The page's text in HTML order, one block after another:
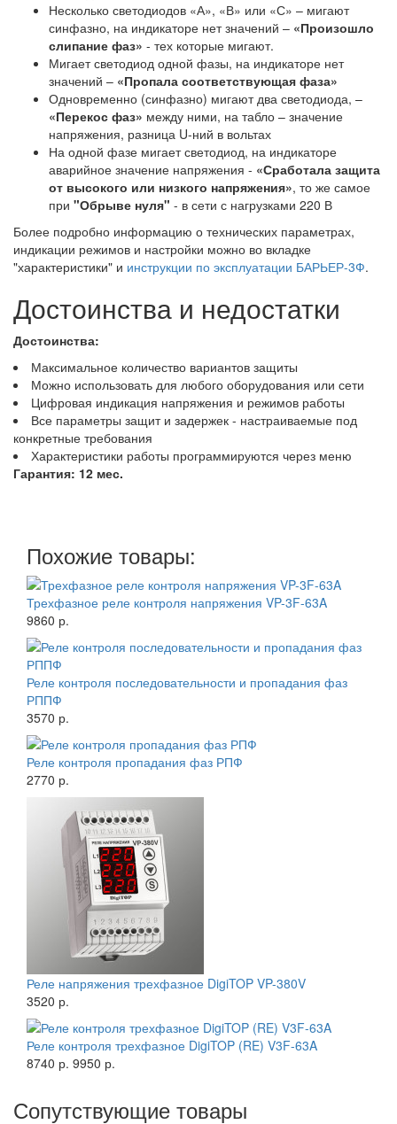
Несколько светодиодов «А», «В» или «С» – мигают
синфазно, на индикаторе нет значений – «Произошло
слипание фаз» - тех которые мигают.
Мигает светодиод одной фазы, на индикаторе нет
значений – «Пропала соответствующая фаза»
Одновременно (синфазно) мигают два светодиода, –
«Перекос фаз» между ними, на табло – значение
напряжения, разница U-ний в вольтах
На одной фазе мигает светодиод, на индикаторе
аварийное значение напряжения - «Сработала защита
от высокого или низкого напряжения», то же самое
при "Обрыве нуля" - в сети с нагрузками 220 В
Более подробно информацию о технических параметрах,
индикации режимов и настройки можно во вкладке
"характеристики" и инструкции по эксплуатации БАРЬЕР-3Ф.
Достоинства и недостатки
Достоинства:
Максимальное количество вариантов защиты
Можно использовать для любого оборудования или сети
Цифровая индикация напряжения и режимов работы
Все параметры защит и задержек - настраиваемые под
конкретные требования
Характеристики работы программируются через меню
Гарантия: 12 мес.
Похожие товары:
Трехфазное реле контроля напряжения VP-3F-63A
9860 р.
Реле контроля последовательности и пропадания фаз
РППФ
3570 р.
Реле контроля пропадания фаз РПФ
2770 р.
Реле напряжения трехфазное DigiTOP VP-380V
3520 р.
Реле контроля трехфазное DigiTOP (RE) V3F-63A
8740 р. 9950 р.
Сопутствующие товары